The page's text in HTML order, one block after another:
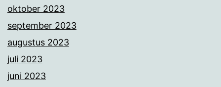
oktober 2023
september 2023
augustus 2023
juli 2023
juni 2023